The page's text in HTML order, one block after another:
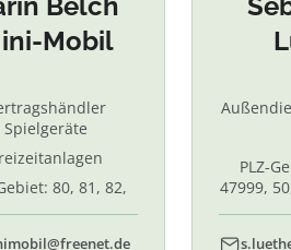
Mobil
Spielgeräte
80, 81, 82,
PLZ-
47999,